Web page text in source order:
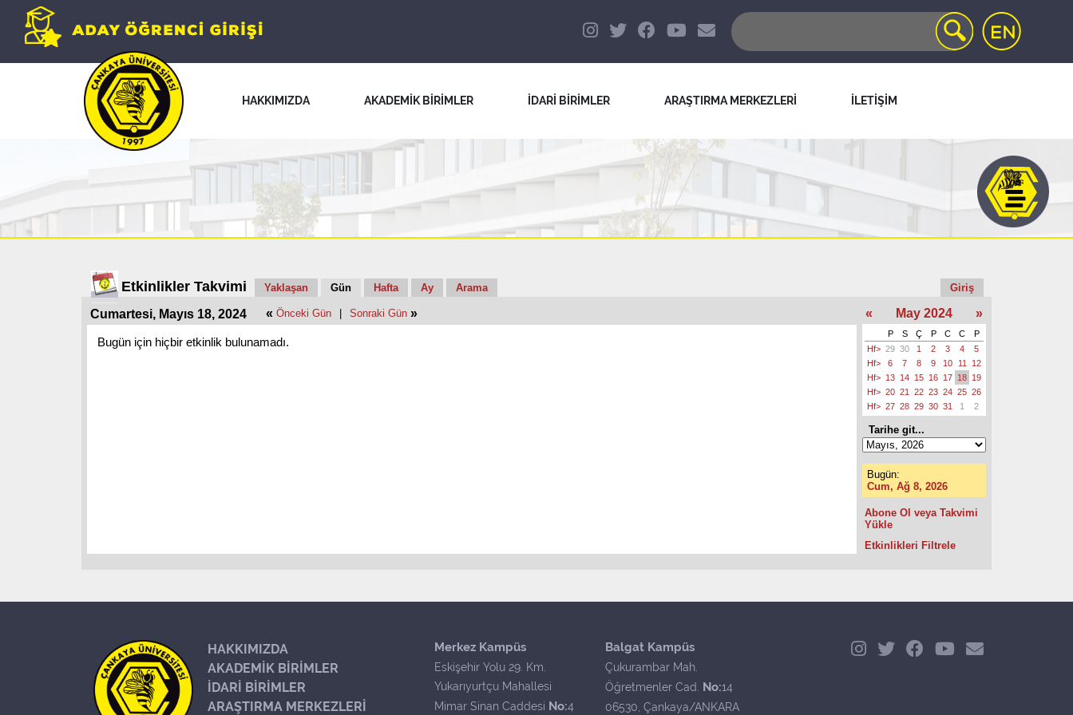
HAKKIMIZDA AKADEMİK BİRİMLER İDARİ BİRİMLER ARAŞTIRMA MERKEZLERİ İLETİŞİM
Etkinlikler Takvimi Yaklaşan Gün Hafta Ay Arama Giriş
Cumartesi, Mayıs 18, 2024 « Önceki Gün Sonraki Gün »
Bugün için hiçbir etkinlik bulunamadı.
« May 2024 »
P S Ç P C C
P
Hf> 29 30 1 2 3 4
5
Hf>
6 7 8 9 10 11
12
Hf> 13 14 15 16 17 18 19
Hf> 20 21 22 23 24 25 26
Hf> 27 28 29 30 31 1 2
Tarihe git...
Bugün:
Cum, Ağ 8, 2026
Abone Ol veya Takvimi
Yükle
Etkinlikleri Filtrele
HAKKIMIZDA
AKADEMİK BİRİMLER
İDARİ BİRİMLER
ARAŞTIRMA MERKEZLERİ
Merkez Kampüs
Eskişehir Yolu 29. Km.
Yukarıyurtçu Mahallesi
Mimar Sinan Caddesi No:4
Balgat Kampüs
Çukurambar Mah.
Öğretmenler Cad. No:14
06530, Çankaya/ANKARA